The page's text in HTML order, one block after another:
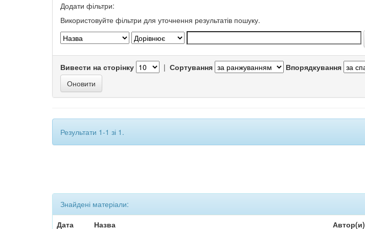
Додати фільтри:
Використовуйте фільтри для уточнення результатів пошуку.
Вивести на сторінку | Сортування Впорядкування
Результати 1-1 зі 1.
Знайдені матеріали:
Дата
Назва Автор(и)